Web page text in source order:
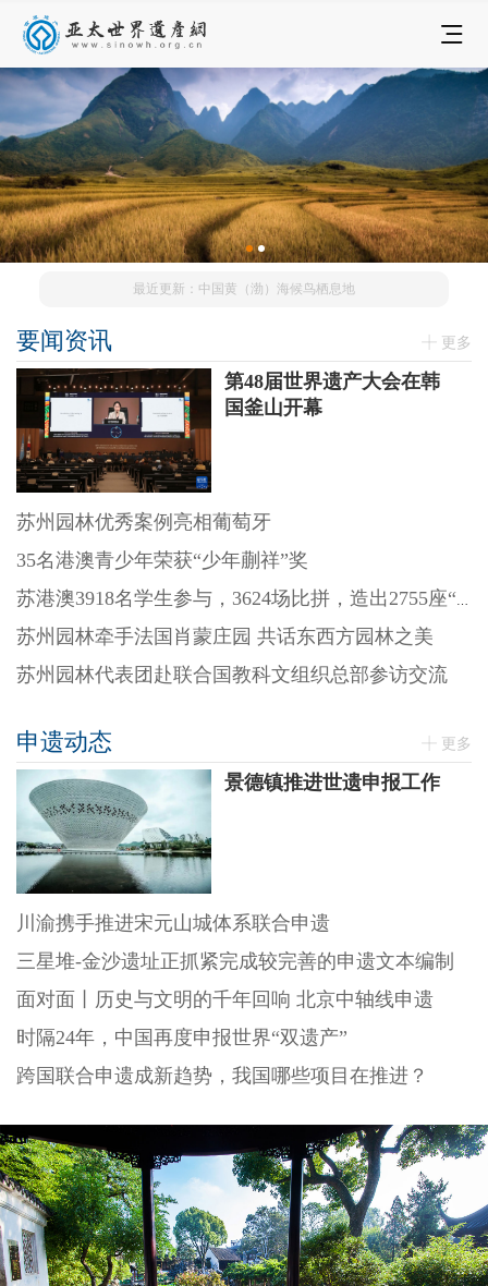
最近更新：中国黄（渤）海候鸟栖息地
要闻资讯 更多
第48届世界遗产大会在韩
国釜山开幕
苏州园林优秀案例亮相葡萄牙
35名港澳青少年荣获“少年蒯祥”奖
苏港澳3918名学生参与，3624场比拼，造出2755座“迷你园林”
苏州园林牵手法国肖蒙庄园 共话东西方园林之美
苏州园林代表团赴联合国教科文组织总部参访交流
申遗动态 更多
景德镇推进世遗申报工作
川渝携手推进宋元山城体系联合申遗
三星堆-金沙遗址正抓紧完成较完善的申遗文本编制
面对面丨历史与文明的千年回响 北京中轴线申遗
时隔24年，中国再度申报世界“双遗产”
跨国联合申遗成新趋势，我国哪些项目在推进？